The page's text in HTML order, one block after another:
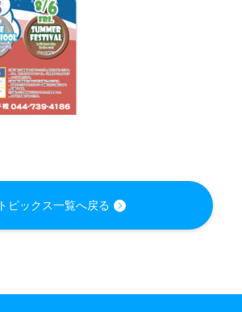
トピックス一覧へ戻る